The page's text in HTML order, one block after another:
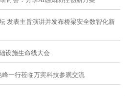
发表主旨演讲并发布桥梁安全数智化新
设施生命线大会
一行莅临万宾科技参观交流